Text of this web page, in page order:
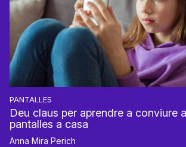
PANTALLES
Deu claus per aprendre a conviure
pantalles a casa
Anna Mira Perich